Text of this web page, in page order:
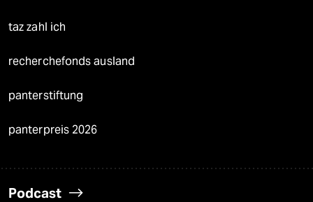
taz zahl ich
recherchefonds ausland
panterstiftung
panterpreis 2026
Podcast